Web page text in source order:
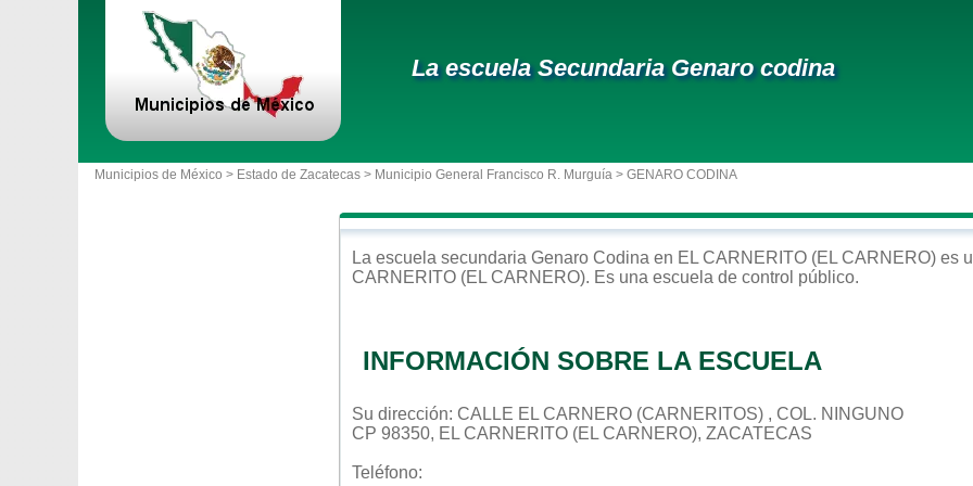
La escuela Secundaria Genaro codina
Municipios de México > Estado de Zacatecas > Municipio General Francisco R. Murguía > GENARO CODINA
La escuela secundaria Genaro Codina en EL CARNERITO (EL CARNERO) es
CARNERITO (EL CARNERO). Es una escuela de control público.
INFORMACIÓN SOBRE LA ESCUELA
Su dirección: CALLE EL CARNERO (CARNERITOS) , COL. NINGUNO
CP 98350, EL CARNERITO (EL CARNERO), ZACATECAS
Teléfono: